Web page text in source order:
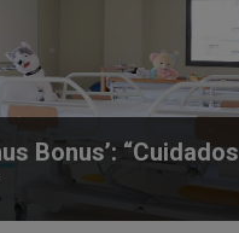
Bonus’: “Cuidados